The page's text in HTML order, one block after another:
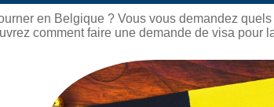
en Belgique ? Vous vous demandez
comment faire une demande de visa pour